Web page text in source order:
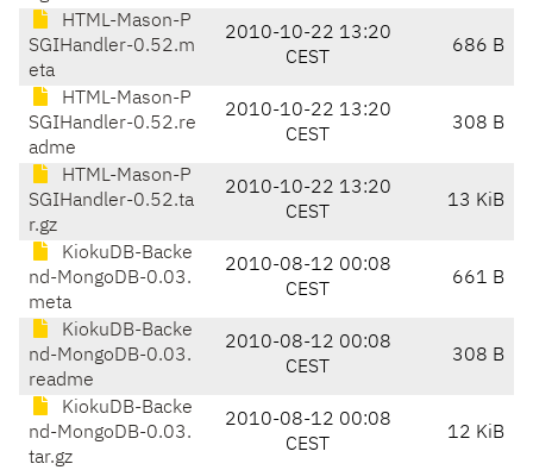
HTML-Mason-P
SGIHandler-0.52.m
eta
2010-10-22 13:20
CEST
686 B
HTML-Mason-P
SGIHandler-0.52.re
adme
2010-10-22 13:20
CEST
308 B
HTML-Mason-P
SGIHandler-0.52.ta
r.gz
2010-10-22 13:20
CEST
13 KiB
KiokuDB-Backe
nd-MongoDB-0.03.
meta
2010-08-12 00:08
CEST
661 B
KiokuDB-Backe
nd-MongoDB-0.03.
readme
2010-08-12 00:08
CEST
308 B
KiokuDB-Backe
nd-MongoDB-0.03.
tar.gz
2010-08-12 00:08
CEST
12 KiB